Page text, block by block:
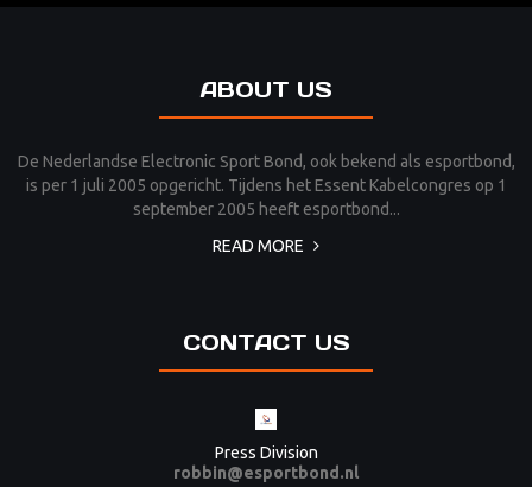
ABOUT US
De Nederlandse Electronic Sport Bond, ook bekend als esportbond,
is per 1 juli 2005 opgericht. Tijdens het Essent Kabelcongres op 1
september 2005 heeft esportbond...
READ MORE
CONTACT US
Press Division
robbin@esportbond.nl